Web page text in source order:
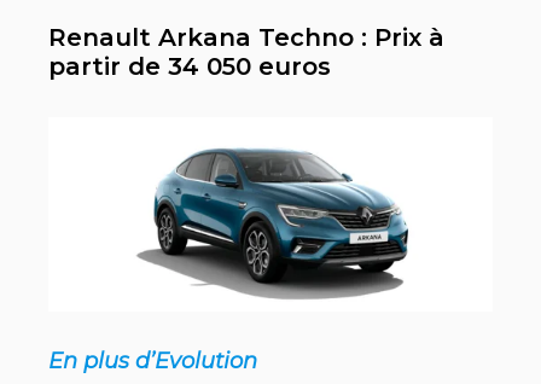
Renault Arkana Techno : Prix à
partir de 34 050 euros
En plus d’Evolution